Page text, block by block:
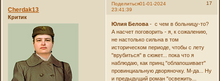
Поделиться 17
01-01-2024
23:41:39
Cherdak13
Критик
Юлия Белова- с чем в больницу-то?
А насчет поговорить - я, к сожалению,
не настолько сильна в том
историческом периоде, чтобы с лету
"врубиться" в сюжет... пока что я
наблюдаю, как принц "облапошивает"
провинциальную дворяночку. М-да... Ну
и предыдущий роман "освежить...